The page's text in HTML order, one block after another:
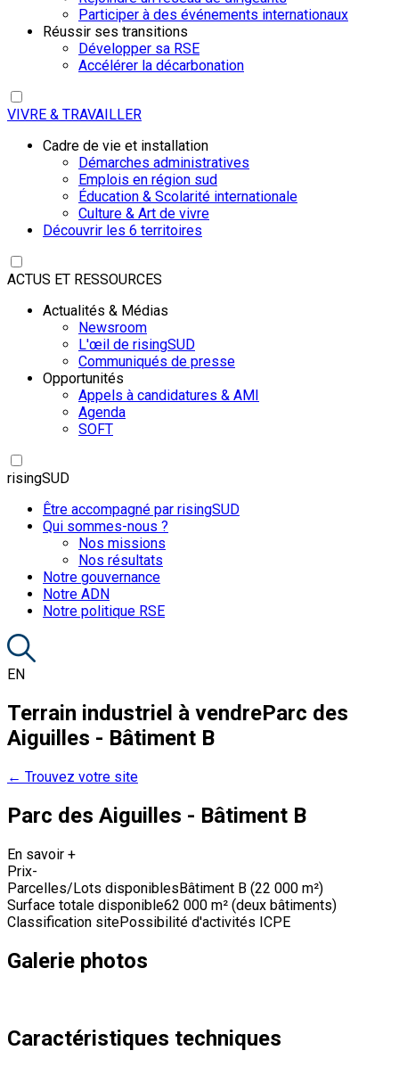
Participer à des événements internationaux
Réussir ses transitions
Développer sa RSE
Accélérer la décarbonation
VIVRE & TRAVAILLER
Cadre de vie et installation
Démarches administratives
Emplois en région sud
Éducation & Scolarité internationale
Culture & Art de vivre
Découvrir les 6 territoires
ACTUS ET RESSOURCES
Actualités & Médias
Newsroom
L'œil de risingSUD
Communiqués de presse
Opportunités
Appels à candidatures & AMI
Agenda
SOFT
risingSUD
Être accompagné par risingSUD
Qui sommes-nous ?
Nos missions
Nos résultats
Notre gouvernance
Notre ADN
Notre politique RSE
EN
Terrain industriel à vendreParc des
Aiguilles - Bâtiment B
← Trouvez votre site
Parc des Aiguilles - Bâtiment B
En savoir +
Prix-
Parcelles/Lots disponiblesBâtiment B (22 000 m²)
Surface totale disponible62 000 m² (deux bâtiments)
Classification sitePossibilité d'activités ICPE
Galerie photos
Caractéristiques techniques